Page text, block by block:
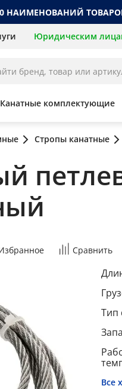
НАИМЕНОВАНИЙ
Юридическим
Канатные комплектующие
Стропы канатные
Сравнить
Тип
Все